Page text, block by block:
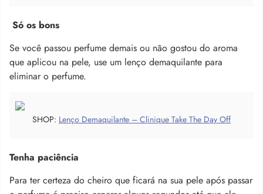
Só os bons
Se você passou perfume demais ou não gostou do aroma
que aplicou na pele, use um lenço demaquilante para
eliminar o perfume.
SHOP: Lenço Demaquilante – Clinique Take The Day Off
Tenha paciência
Para ter certeza do cheiro que ficará na sua pele após passar